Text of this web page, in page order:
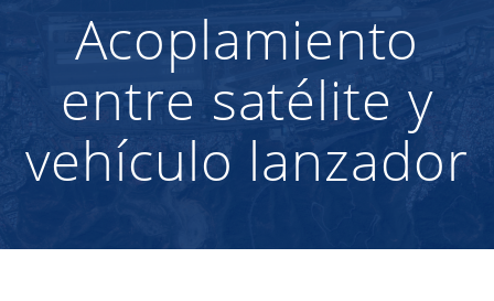
Acoplamiento
entre satélite y
vehículo lanzador